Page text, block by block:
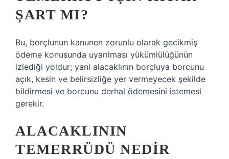
ŞART MI?
Bu, borçlunun kanunen zorunlu olarak gecikmiş
ödeme konusunda uyarılması yükümlülüğünün
izlediği yoldur; yani alacaklının borçluya borcunu
açık, kesin ve belirsizliğe yer vermeyecek şekilde
bildirmesi ve borcunu derhal ödemesini istemesi
gerekir.
ALACAKLININ
TEMERRÜDÜ NEDIR